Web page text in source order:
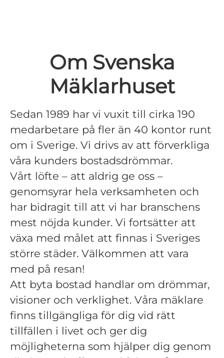
Om Svenska
Mäklarhuset
Sedan 1989 har vi vuxit till cirka 190
medarbetare på fler än 40 kontor runt
om i Sverige. Vi drivs av att förverkliga
våra kunders bostadsdrömmar.
Vårt löfte – att aldrig ge oss –
genomsyrar hela verksamheten och
har bidragit till att vi har branschens
mest nöjda kunder. Vi fortsätter att
växa med målet att finnas i Sveriges
större städer. Välkommen att vara
med på resan!
Att byta bostad handlar om drömmar,
visioner och verklighet. Våra mäklare
finns tillgängliga för dig vid rätt
tillfällen i livet och ger dig
möjligheterna som hjälper dig genom